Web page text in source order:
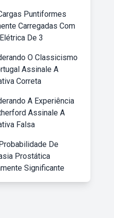
Puntiformes
Carregadas Com
De 3
O Classicismo
Assinale A
Correta
A Experiência
Assinale A
Falsa
De
Prostática
Significante